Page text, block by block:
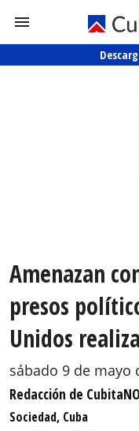
Amenazan
presos
Unidos
sábado 9 de mayo
Redacción de
Sociedad, Cuba